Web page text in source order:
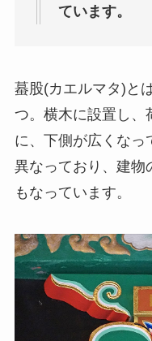
ています。
蟇股(カエルマタ)と
つ。横木に設置し、
に、下側が広くなっ
異なっており、建物
もなっています。